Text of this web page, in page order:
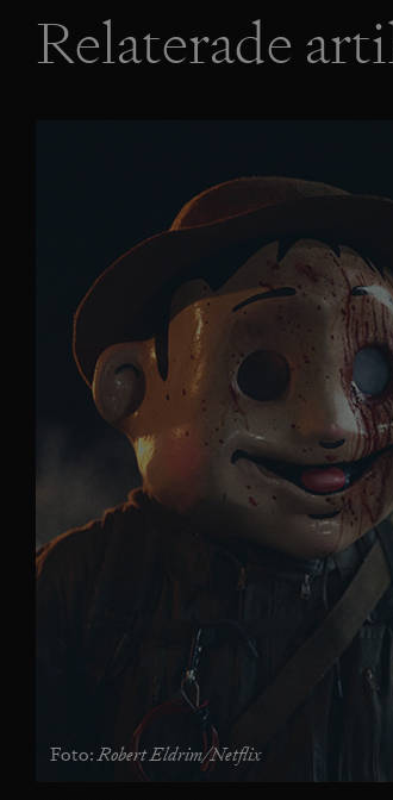
Relaterade
Foto:Robert Eldrim/Netflix